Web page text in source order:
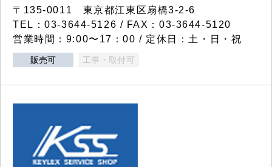
〒135-0011 東京都江東区扇橋3-2-6
TEL：03-3644-5126 / FAX：03-3644-5120
営業時間：9:00〜17：00 / 定休日：土・日・祝
販売可 工事・取付可